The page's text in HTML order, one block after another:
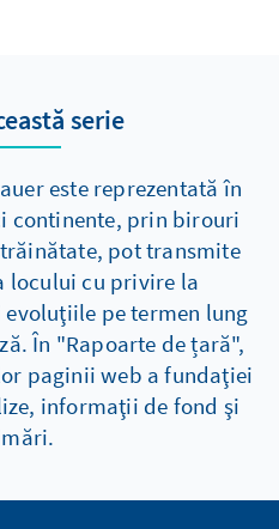
serie
este reprezentată în
continente, prin birouri
pot transmite
locului cu privire la
pe termen lung
În "Rapoarte de țară",
paginii web a fundaţiei
informaţii de fond şi